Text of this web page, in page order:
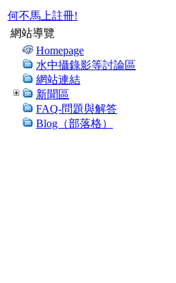
何不馬上註冊!
網站導覽
Homepage
水中攝錄影等討論區
網站連結
新聞區
FAQ-問題與解答
Blog（部落格）